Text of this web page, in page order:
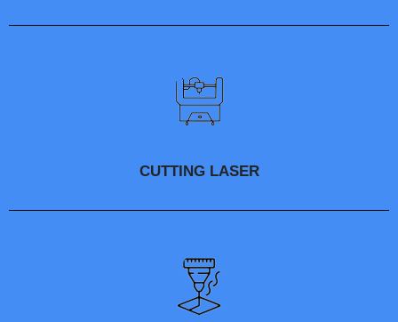
CUTTING LASER